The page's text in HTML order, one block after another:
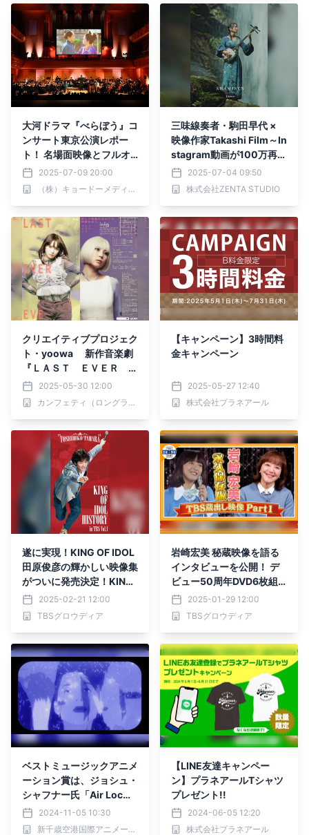
大河ドラマ『べらぼう』コ
ンサート東京公演レポー
ト！ 名場面映像とフルオ
ーケストラ演奏と花總まり
の朗読でべらぼうの世界へ
没入。来月の神戸公演にも
2025-07-09 20:00
（株）キョードーメディアス
三味線奏者・駒田早代 ×
映像作家Takashi Film～In
stagram動画が100万再生
を突破！～
2025-07-04 09:50
株式会社ZENTA STUDIO
クリエイティブプロジェク
ト・yoowa 新作音楽劇
『ＬＡＳＴ ＥＶＥＲ Ｅ
ＶＥ』ストーリー・配役が
公開！
2025-05-30 12:00
カンフェティ（ロングランプランニング株式会社）
【キャンペーン】3時間料
金キャンペーン
2025-05-27 12:40
株式会社プラネアール
遂に実現！KING OF IDOL
田原俊彦の輝かしい映像集
がついに発売決定！KING
OF IDOL HISTORY in TBS
Vol.1
2025-02-21 12:00
TBSグロウディア
岩崎宏美 秘蔵映像を語る
インタビューを公開！ デ
ビュー50周年DVD6枚組B
OX 「HIROMI IWASAKI 5
0th TBS Special Collecti
on」
2025-01-29 12:00
TBSグロウディア
ベストミュージックアニメ
ーション賞は、ジョシュ・
シャフナー氏「Air Loc
k」：第11回新千歳空港国
際アニメーション映画祭
2024-11-05 10:30
新千歳空港国際アニメーション映画祭
【LINE友達キャンペー
ン】プラネアールTシャツ
プレゼント!!
2024-06-05 12:20
株式会社プラネアール